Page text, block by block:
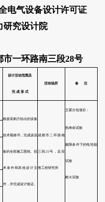
气设备设计许可证
究设计院
一环路南三段28号